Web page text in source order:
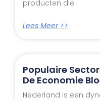
producten die
Lees Meer >>
Populaire
De Economie
Nederland is een